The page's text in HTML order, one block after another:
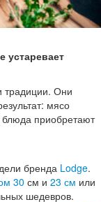
устаревает
традиции. Они
мясо
блюда приобретают
бренда Lodge.
30 см и 23 см или
шедевров.